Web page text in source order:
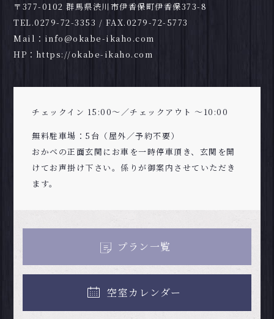
〒377-0102 群馬県渋川市伊香保町伊香保373-8
TEL.0279-72-3353 / FAX.0279-72-5773
Mail： info@okabe-ikaho.com
HP： https://okabe-ikaho.com
チェックイン 15:00～／チェックアウト ～10:00
無料駐車場：5台（屋外／予約不要）
おかべの正面玄関にお車を一時停車頂き、玄関を開
けてお声掛け下さい。係りが御案内させていただき
ます。
プラン一覧
空室カレンダー